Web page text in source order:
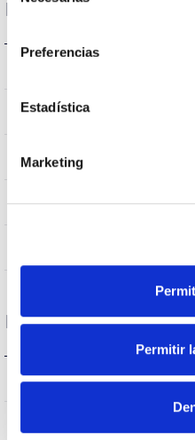
Preferencias
Estadística
Marketing
Permitir
IP Tightness index
Current (A)
Body color
Performance
Flux (lm)